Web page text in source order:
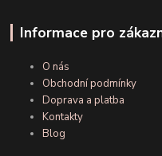
Informace pro
O nás
Obchodní podmínky
Doprava a platba
Kontakty
Blog